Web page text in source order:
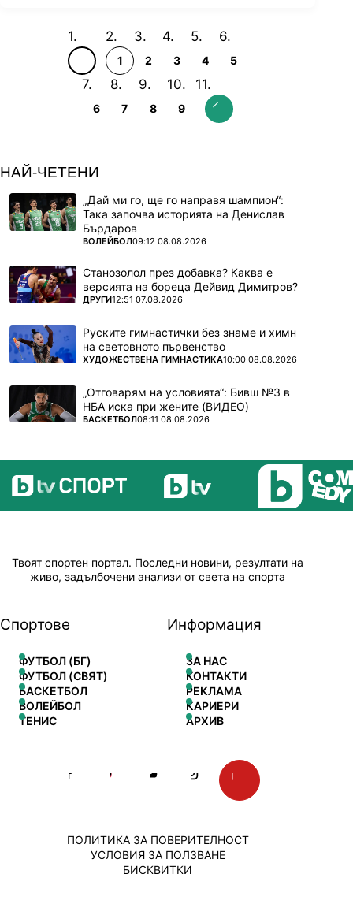
1 2 3 4 5
6 7 8 9
НАЙ-ЧЕТЕНИ
„Дай ми го, ще го направя шампион“:
Така започва историята на Денислав
Бърдаров
ПОВЕЧЕ ОТ
ВОЛЕЙБОЛ09:12 08.08.2026
Станозолол през добавка? Каква е
версията на бореца Дейвид Димитров?
ПОВЕЧЕ ОТ
ДРУГИ12:51 07.08.2026
Руските гимнастички без знаме и химн
на световното първенство
ПОВЕЧЕ ОТ
ХУДОЖЕСТВЕНА ГИМНАСТИКА10:00 08.08.2026
„Отговарям на условията“: Бивш №3 в
НБА иска при жените (ВИДЕО)
ПОВЕЧЕ ОТ
БАСКЕТБОЛ08:11 08.08.2026
Твоят спортен портал. Последни новини, резултати на
живо, задълбочени анализи от света на спорта
Спортове
ФУТБОЛ (БГ)
ФУТБОЛ (СВЯТ)
БАСКЕТБОЛ
ВОЛЕЙБОЛ
ТЕНИС
Информация
ЗА НАС
КОНТАКТИ
РЕКЛАМА
КАРИЕРИ
АРХИВ
ПОЛИТИКА ЗА ПОВЕРИТЕЛНОСТ
УСЛОВИЯ ЗА ПОЛЗВАНЕ
БИСКВИТКИ